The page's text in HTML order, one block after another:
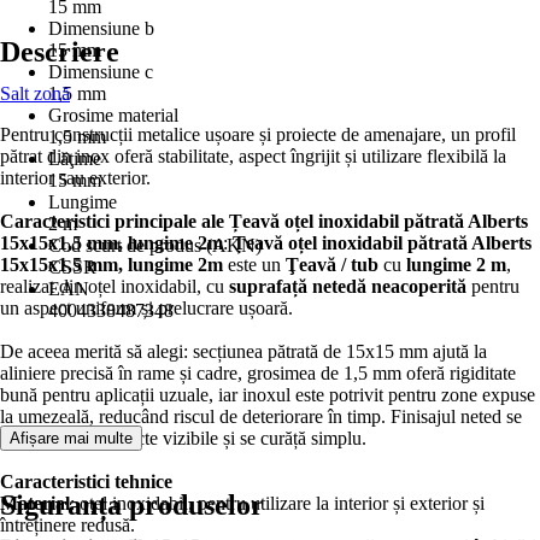
15 mm
Dimensiune b
15 mm
Dimensiune c
1,5 mm
Grosime material
1,5 mm
Lăţime
15 mm
Lungime
2 m
Cod scurt de produs (AKN)
CSSR
EAN
4004338487348
Descriere
Salt zonă
Pentru construcții metalice ușoare și proiecte de amenajare, un profil
pătrat din inox oferă stabilitate, aspect îngrijit și utilizare flexibilă la
interior sau exterior.
Caracteristici principale ale Țeavă oțel inoxidabil pătrată Alberts
15x15x1,5 mm, lungime 2m:Țeavă oțel inoxidabil pătrată Alberts
15x15x1,5 mm, lungime 2m este un Ţeavă / tub cu lungime 2 m,
realizat din oțel inoxidabil, cu suprafață netedă neacoperită pentru
un aspect uniform și prelucrare ușoară.
De aceea merită să alegi: secțiunea pătrată de 15x15 mm ajută la
aliniere precisă în rame și cadre, grosimea de 1,5 mm oferă rigiditate
bună pentru aplicații uzuale, iar inoxul este potrivit pentru zone expuse
la umezeală, reducând riscul de deteriorare în timp. Finisajul neted se
potrivește în proiecte vizibile și se curăță simplu.
Caracteristici tehnice
Material: oțel inoxidabil, pentru utilizare la interior și exterior și
întreținere redusă.
Afișare mai multe
Siguranța produselor